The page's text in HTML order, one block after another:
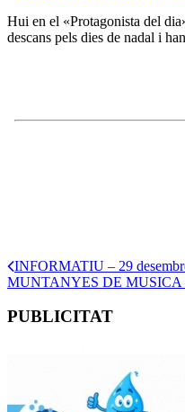
Hui en el «Protagonista del
descans pels dies de nadal i
INFORMATIU – 29
MUNTANYES DE MUSICA
PUBLICITAT